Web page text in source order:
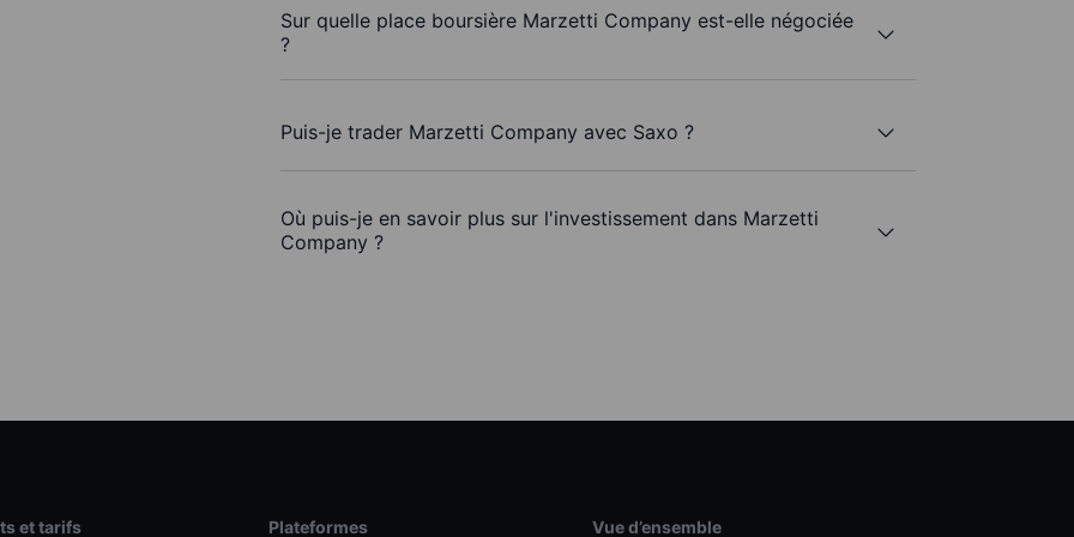
Sur quelle place boursière Marzetti Company est-elle négociée
?
Puis-je trader Marzetti Company avec Saxo ?
Où puis-je en savoir plus sur l'investissement dans Marzetti
Company ?
et tarifs Plateformes Vue d’ensemble